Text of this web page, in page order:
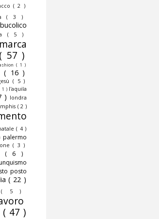
( 2 )
( 3 )
bucolico
( 5 )
( 57 )
( 1 )
( 16 )
( 5 )
1 ) l'aquila
) londra
( 2 )
( 4 )
palermo
( 3 )
( 6 )
posto
( 22 )
( 5 )
( 47 )